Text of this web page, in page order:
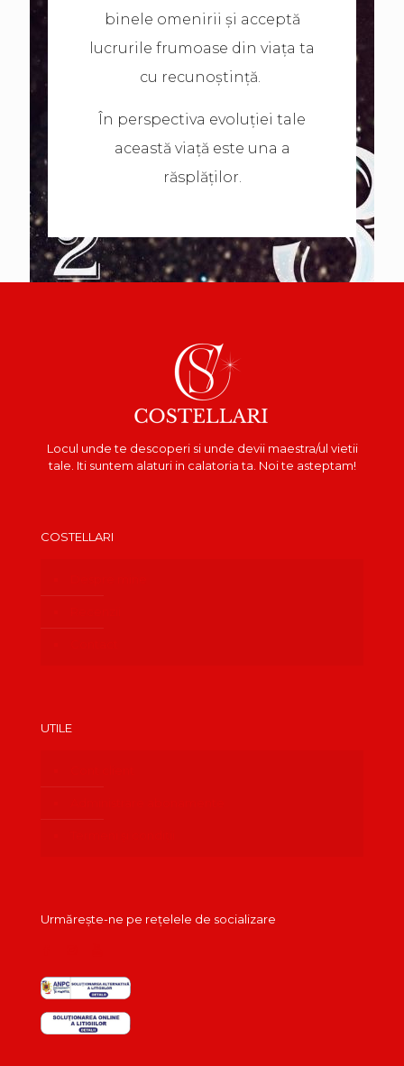
binele omenirii și acceptă
lucrurile frumoase din viața ta
cu recunoștință.
În perspectiva evoluției tale
această viață este una a
răsplăților.
Locul unde te descoperi si unde devii maestra/ul vietii
tale. Iti suntem alaturi in calatoria ta. Noi te asteptam!
COSTELLARI
UTILE
Urmărește-ne pe rețelele de socializare